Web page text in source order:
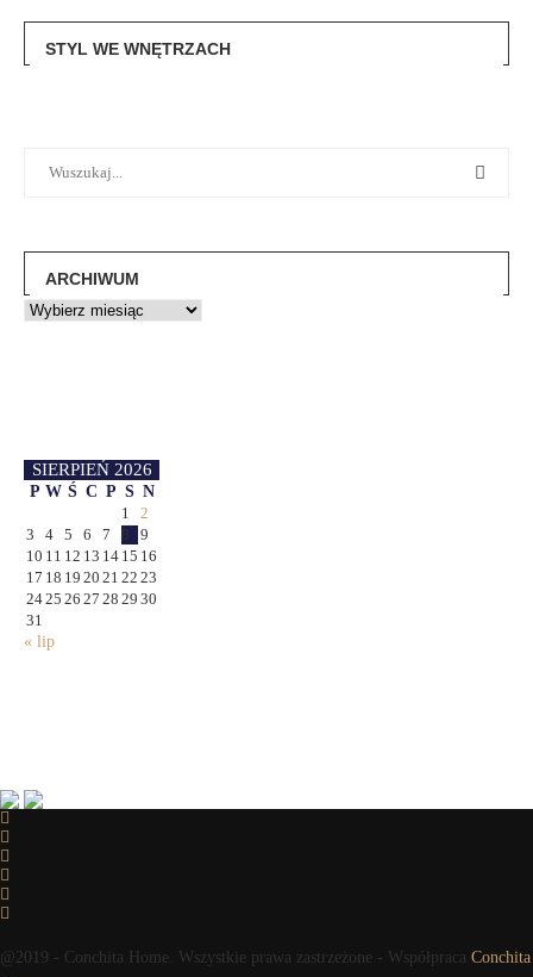
STYL WE WNĘTRZACH
ARCHIWUM
SIERPIEŃ 2026
P W Ś C P S N
1
2
3
4 5 6 7
9
10 11 12 13 14 15 16
17 18 19 20 21 22 23
2425 26 27 28 29 30
31
« lip
@2019 - Conchita Home. Wszystkie prawa zastrzeżone - Współpraca Conchita